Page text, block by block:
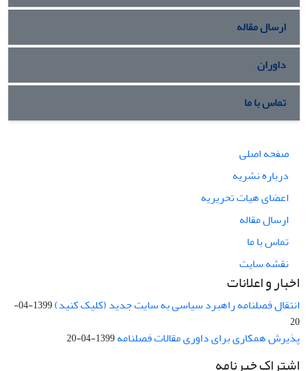
ارسال مقاله
داوران
تماس با ما
صفحه اصلی
درباره نشریه
اعضای هیات تحریریه
ارسال مقاله
تماس با ما
نقشه سایت
اخبار و اعلانات
انتقال فصلنامه راهبرد سیاسی به سایت جدید (کلیک کنید)
1399-04-
20
پذیرش همکاری برای داوری مقالات فصلنامه1399-04-20
اشتراک خبرنامه